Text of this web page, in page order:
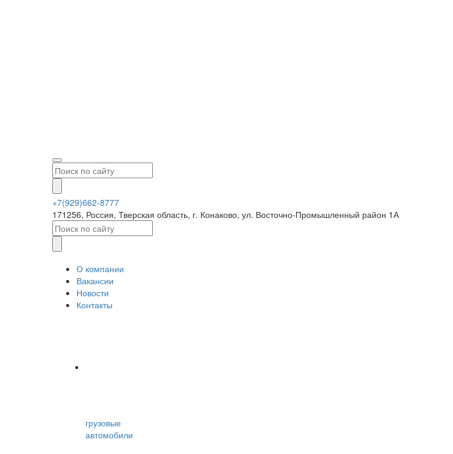
+7(929)662-8777
171256, Россия, Тверская область, г. Конаково, ул. Восточно-Промышленный район 1А
О компании
Вакансии
Новости
Контакты
грузовые
автомобили